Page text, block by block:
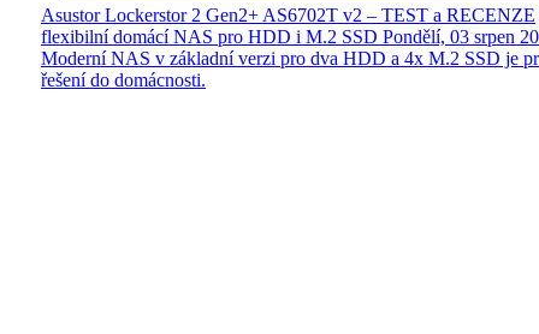
Asustor Lockerstor 2 Gen2+ AS6702T v2 – TEST a RECENZE
flexibilní domácí NAS pro HDD i M.2 SSD Pondělí, 03 srpen
Moderní NAS v základní verzi pro dva HDD a 4x M.2 SSD je
řešení do domácnosti.